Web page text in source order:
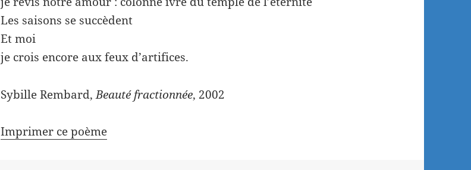
Les saisons se succèdent
Et moi
je crois encore aux feux d’artifices.
Sybille Rembard,Beauté fractionnée, 2002
Imprimer ce poème